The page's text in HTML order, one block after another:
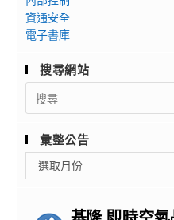
資通安全
電子書庫
搜尋網站
Search
for:
彙整公告
整
選取月份